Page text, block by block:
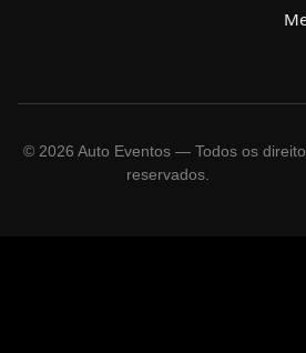
© 2026 Auto Eventos — Todos os
reservados.